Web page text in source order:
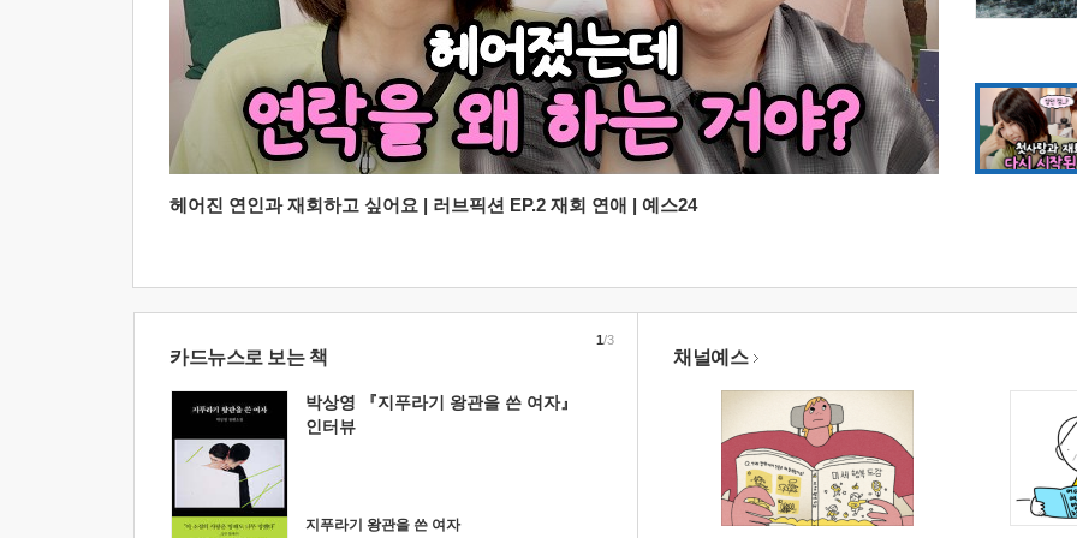
헤어진 연인과 재회하고 싶어요 | 러브픽션 EP.2 재회 연애 | 예스24
카드뉴스로 보는 책
박상영 『지푸라기 왕관을 쓴 여자』
인터뷰
지푸라기 왕관을 쓴 여자
1/3
채널예스